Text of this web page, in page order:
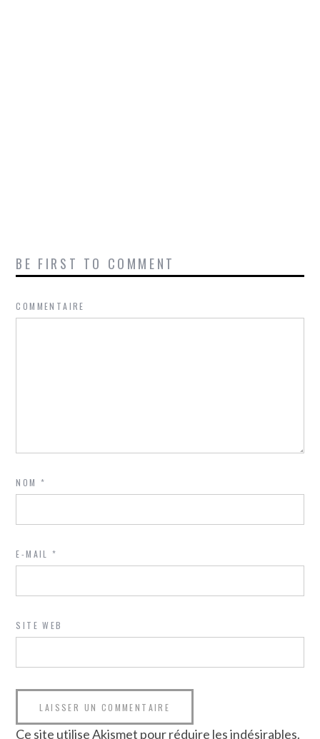
BE FIRST TO COMMENT
COMMENTAIRE
NOM*
E-MAIL*
SITE WEB
Ce site utilise Akismet pour réduire les indésirables.